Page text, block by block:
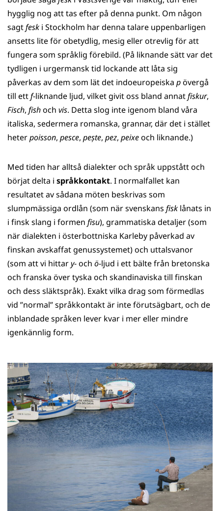
hygglig nog att tas efter på denna punkt. Om någon
sagtfesk i Stockholm har denna talare uppenbarligen
ansetts lite för obetydlig, mesig eller otrevlig för att
fungera som språklig förebild. (På liknande sätt var det
tydligen i urgermansk tid lockande att låta sig
påverkas av dem som lät det indoeuropeiska pövergå
till ettf-liknande ljud, vilket givit oss bland annatfiskur,
Fisch, fishoch vis. Detta slog inte igenom bland våra
italiska, sedermera romanska, grannar, där det i stället
heterpoisson, pesce, pește, pez, peixeoch liknande.)
Med tiden har alltså dialekter och språk uppstått och
börjat delta i språkkontakt. I normalfallet kan
resultatet av sådana möten beskrivas som
slumpmässiga ordlån (som när svenskans fisk lånats in
i finsk slang i formen fisu), grammatiska detaljer (som
när dialekten i österbottniska Karleby påverkad av
finskan avskaffat genussystemet) och uttalsvanor
(som att vi hittary- och ö-ljud i ett bälte från bretonska
och franska över tyska och skandinaviska till finskan
och dess släktspråk). Exakt vilka drag som förmedlas
vid ”normal” språkkontakt är inte förutsägbart, och de
inblandade språken lever kvar i mer eller mindre
igenkännlig form.